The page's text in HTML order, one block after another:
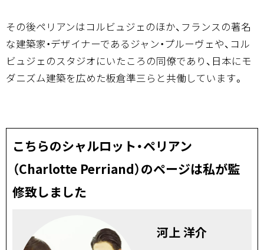
その後ペリアンはコルビュジェのほか、フランスの著名
な建築家・デザイナーであるジャン・プルーヴェや、コル
ビュジェのスタジオにいたころの同僚であり、日本にモ
ダニズム建築を広めた板倉準三らと共働しています。
こちらのシャルロット・ペリアン
（Charlotte Perriand）のページは私が監
修致しました
河上 洋介